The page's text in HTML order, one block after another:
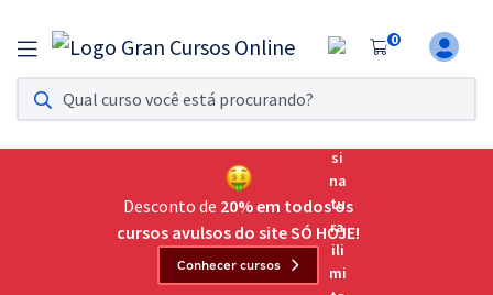
0
Assinatura Ilimitada 11
Acesso a todos os cursos. Teste grátis por 7 dias!
Assinatura OAB Até Passar
Acesso ilimitado a toda preparação para o Exame da
Desconto de 20% em todos os
cursos avulsos do site SÓ HOJE!
Conhecer cursos